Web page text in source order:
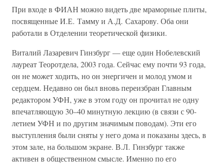
При входе в ФИАН можно видеть две мраморные плиты,
посвященные И.Е. Тамму и А.Д. Сахарову. Оба они
работали в Отделении теоретической физики.
Виталий Лазаревич Гинзбург — еще один Нобелевский
лауреат Теоротдела, 2003 года. Сейчас ему почти 93 года,
он не может ходить, но он энергичен и молод умом и
сердцем. Недавно он был вновь переизбран Главным
редактором УФН, уже в этом году он прочитал не одну
впечатляющую 30–40 минутную лекцию (в связи с 90-
летием УФН и по другим значимым поводам). Эти его
выступления были сняты у него дома и показаны здесь, в
этом зале, на большом экране. В.Л. Гинзбург также
активен в общественном смысле. Именно по его